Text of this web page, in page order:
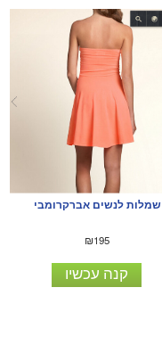
שמלות לנשים אברקרומבי
₪195
קנה עכשיו